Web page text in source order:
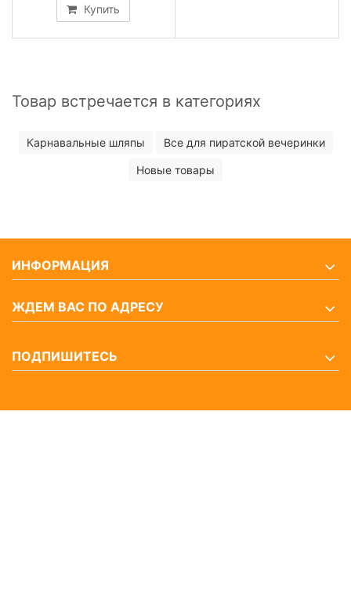
Купить
Товар встречается в категориях
Карнавальные шляпы Все для пиратской вечеринки
Новые товары
ИНФОРМАЦИЯ
ЖДЕМ ВАС ПО АДРЕСУ
ПОДПИШИТЕСЬ